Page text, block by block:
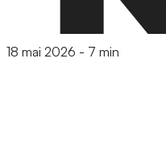
18 mai 2026 - 7 min